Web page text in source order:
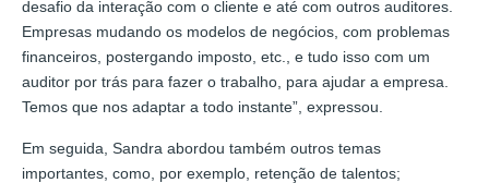
desafio da interação com o cliente e até com outros auditores.
Empresas mudando os modelos de negócios, com problemas
financeiros, postergando imposto, etc., e tudo isso com um
auditor por trás para fazer o trabalho, para ajudar a empresa.
Temos que nos adaptar a todo instante”, expressou.
Em seguida, Sandra abordou também outros temas
importantes, como, por exemplo, retenção de talentos;